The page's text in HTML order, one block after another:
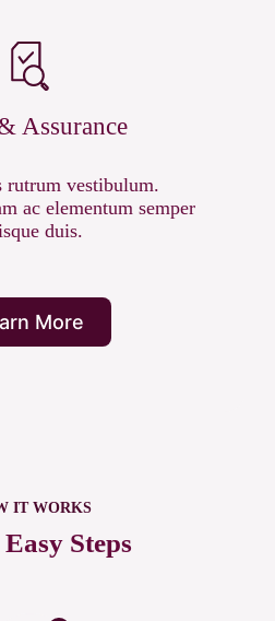
Assurance
rutrum vestibulum.
ac elementum semper
duis.
More
IT WORKS
Steps